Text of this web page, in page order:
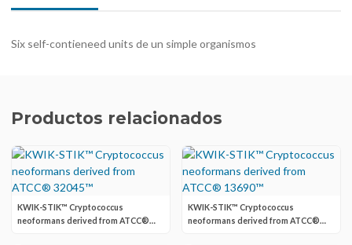
Six self-contieneed units de un simple organismos
Productos relacionados
KWIK-STIK™ Cryptococcus
neoformans derived from ATCC®
KWIK-STIK™ Cryptococcus
neoformans derived from ATCC®